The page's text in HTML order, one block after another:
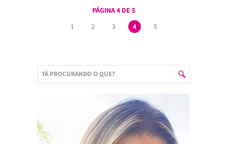
PÁGINA 4 DE 5
1
2 3 4 5